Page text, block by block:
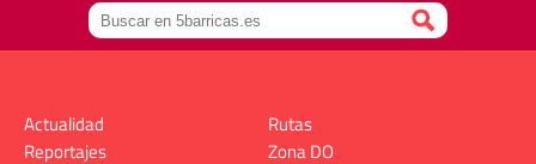
Actualidad
Reportajes
Rutas
Zona DO